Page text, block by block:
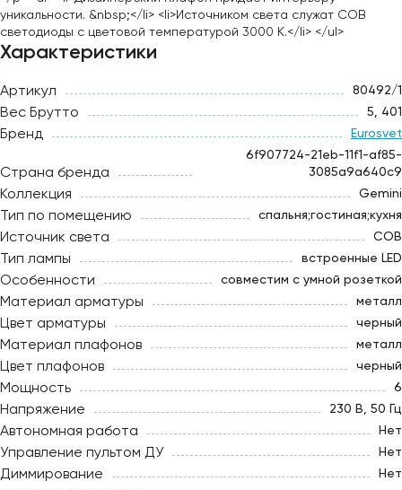
уникальности. &nbsp;</li> <li>Источником света служат COB
светодиоды с цветовой температурой 3000 К.</li> </ul>
Характеристики
Артикул 80492/1
Вес Брутто 5, 401
Бренд Eurosvet
Страна бренда
6f907724-21eb-11f1-af85-
3085a9a640c9
Коллекция Gemini
Тип по помещению спальня;гостиная;кухня
Источник света COB
Тип лампы встроенные LED
Особенности совместим с умной розеткой
Материал арматуры металл
Цвет арматуры черный
Материал плафонов металл
Цвет плафонов черный
Мощность 6
Напряжение 230 В, 50 Гц
Автономная работа Нет
Управление пультом ДУ Нет
Диммирование Нет